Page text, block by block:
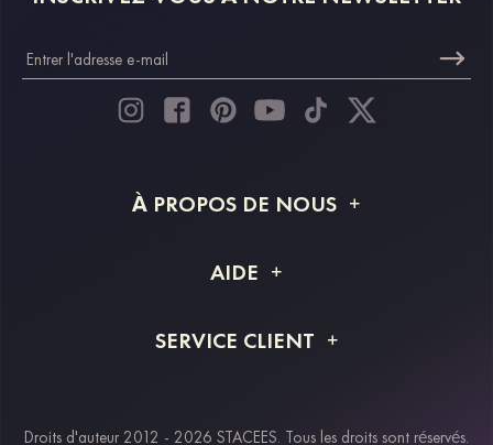
À PROPOS DE NOUS
Livraison
AIDE
Retour et remboursement
SERVICE CLIENT
Droits d'auteur 2012 - 2026 STACEES. Tous les droits sont réservés.